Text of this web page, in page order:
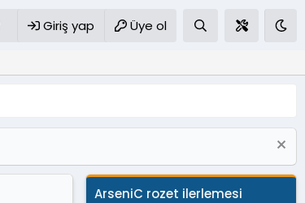
S.S.S
Giriş yap Üye ol
ArseniC rozet ilerlemesi